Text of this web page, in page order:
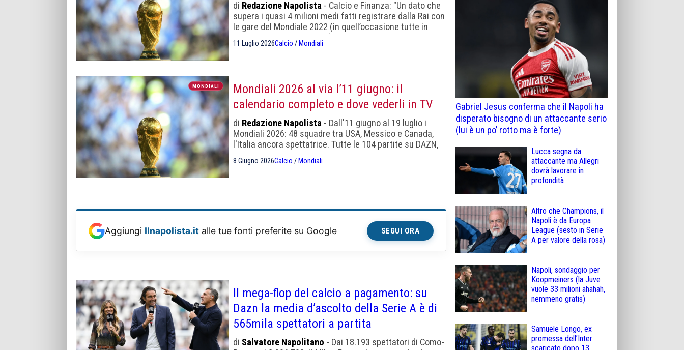
di Redazione Napolista - Calcio e Finanza: "Un dato che
supera i quasi 4 milioni medi fatti registrare dalla Rai con
le gare del Mondiale 2022 (in quell’occasione tutte in
esclusiva sulla tv di Stato)."
11 Luglio 2026Calcio / Mondiali
MONDIALI
Mondiali 2026 al via l’11 giugno: il
calendario completo e dove vederli in TV
di Redazione Napolista - Dall'11 giugno al 19 luglio i
Mondiali 2026: 48 squadre tra USA, Messico e Canada,
l'Italia ancora spettatrice. Tutte le 104 partite su DAZN,
8 Giugno 2026Calcio / Mondiali
Aggiungi Ilnapolista.it alle tue fonti preferite su Google SEGUI ORA
Il mega-flop del calcio a pagamento: su
Dazn la media d’ascolto della Serie A è di
565mila spettatori a partita
di Salvatore Napolitano - Dai 18.193 spettatori di Como-
Gabriel Jesus conferma che il Napoli ha
disperato bisogno di un attaccante serio
(lui è un po’ rotto ma è forte)
Lucca segna da
attaccante ma Allegri
dovrà lavorare in
profondità
Altro che Champions, il
Napoli è da Europa
League (sesto in Serie
A per valore della rosa)
Napoli, sondaggio per
Koopmeiners (la Juve
vuole 33 milioni ahahah,
nemmeno gratis)
Samuele Longo, ex
promessa dell’Inter